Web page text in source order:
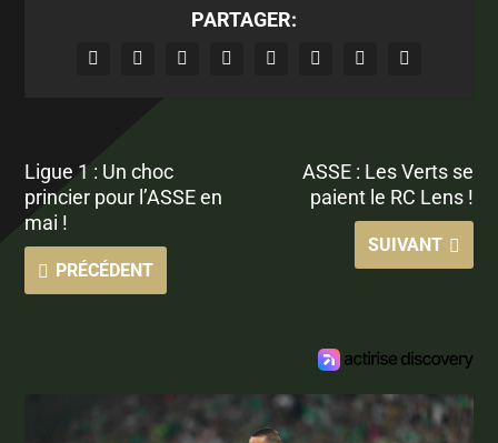
PARTAGER:
Ligue 1 : Un choc
princier pour l’ASSE en
mai !
PRÉCÉDENT
ASSE : Les Verts se
paient le RC Lens !
SUIVANT